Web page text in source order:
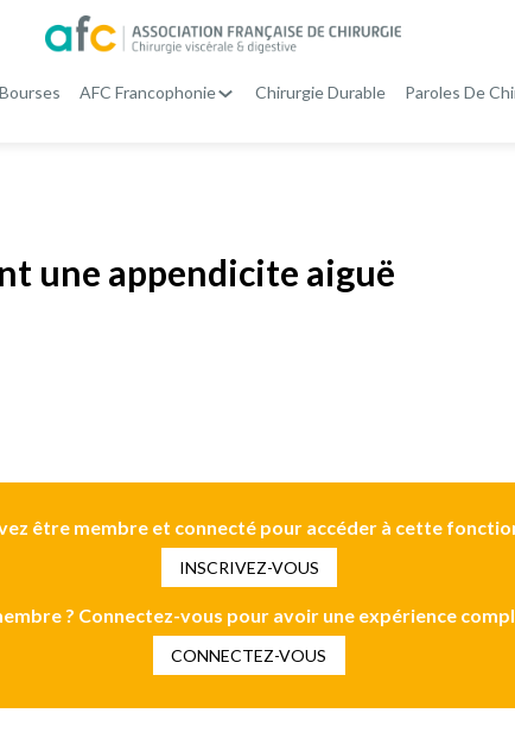
Bourses AFC Francophonie Chirurgie Durable Paroles De
une appendicite aiguë
être membre et connecté pour accéder à cette
INSCRIVEZ-VOUS
? Connectez-vous pour avoir une expérience
CONNECTEZ-VOUS